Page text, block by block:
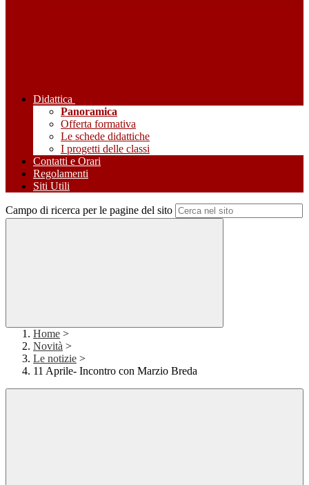
Didattica
Panoramica
Offerta formativa
Le schede didattiche
I progetti delle classi
Contatti e Orari
Regolamenti
Siti Utili
Campo di ricerca per le pagine del sito
Home >
Novità >
Le notizie >
11 Aprile- Incontro con Marzio Breda